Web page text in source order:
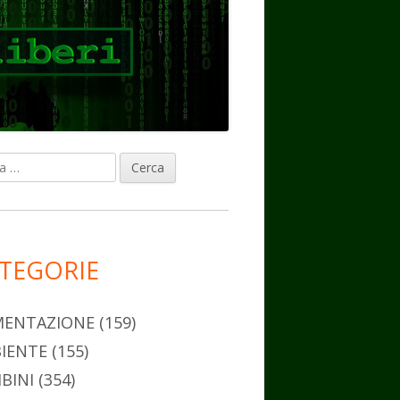
(159)
(155)
(354)